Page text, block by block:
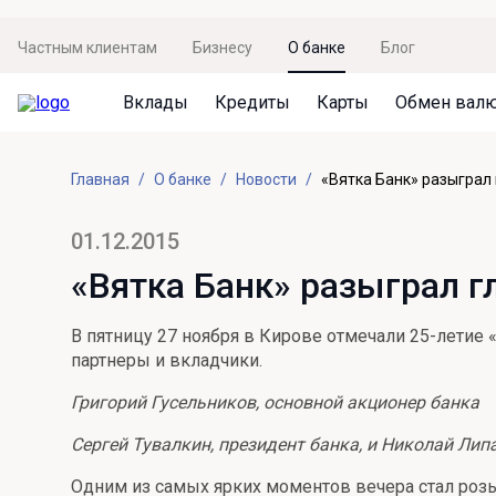
Частным клиентам Бизнесу О банке Блог
Вклады
Не упусти момент
Просто вклад
Накопительный
Отличная стратегия+
Фиксируй доход
Новый старт
Валютный плюс
Кредиты
Кредит под залог недвижимости
Рефинансирование
Кредит на автомобиль
Потребительский кредит
Все кредиты
Карты
Дебетовая карта с пакетом услуг
Премиальная карта Mir Supreme
Пенсионная карта
Все карты
Обмен
Курсы валют
Бронирование валюты
Курсы валют ЦБ
Оплата кредита
Оценка недвижимости
Подбор новой недвижимости
СБПей
Mir Pay
Госуслуги
Регистрация в ЕБС
Акция «Приведи друга»
Акция «Ставка на бизнес»
Главная О банке Новости «Вятка Банк»
01.12.2015
«Вятка Банк» разыграл
В пятницу 27 ноября в Кирове отмечали 25-
партнеры и вкладчики.
Григорий Гусельников, основной акционер банка
Сергей Тувалкин, президент банка, и Николай
Одним из самых ярких моментов вечера стал